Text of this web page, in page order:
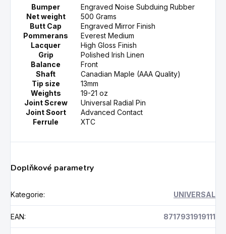
Bumper
Engraved Noise Subduing Rubber
Net weight
500 Grams
Butt Cap
Engraved Mirror Finish
Pommerans
Everest Medium
Lacquer
High Gloss Finish
Grip
Polished Irish Linen
Balance
Front
Shaft
Canadian Maple (AAA Quality)
Tip size
13mm
Weights
19-21 oz
Joint Screw
Universal Radial Pin
Joint Soort
Advanced Contact
Ferrule
XTC
Doplňkové parametry
Kategorie: UNIVERSAL
EAN: 8717931919111